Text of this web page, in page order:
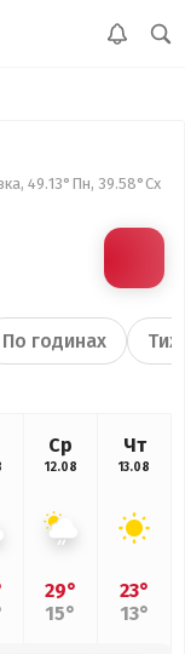
49.13°Пн, 39.58°Сх
По годинах
Ср
12.08
29°
15°
Чт
13.08
23°
13°